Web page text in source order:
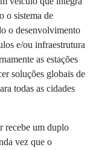
o sistema de
o desenvolvimento
e/ou infraestrutura
as estações
soluções globais de
todas as cidades
recebe um duplo
vez que o